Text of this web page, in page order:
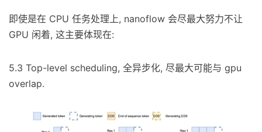
即使是在 CPU 任务处理上, nanoflow 会尽最大努力不让
GPU 闲着, 这主要体现在:
5.3 Top-level scheduling, 全异步化, 尽最大可能与 gpu
overlap.